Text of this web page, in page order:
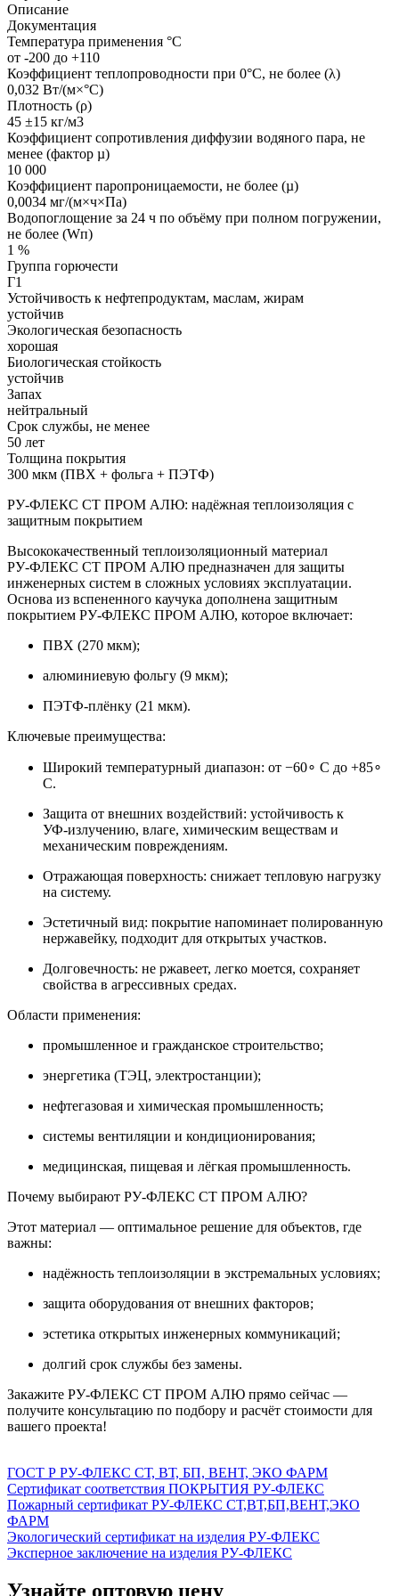
Описание
Документация
Температура применения °С
от -200 до +110
Коэффициент теплопроводности при 0°С, не более (λ)
0,032 Вт/(м×°С)
Плотность (ρ)
45 ±15 кг/м3
Коэффициент сопротивления диффузии водяного пара, не
менее (фактор µ)
10 000
Коэффициент паропроницаемости, не более (µ)
0,0034 мг/(м×ч×Па)
Водопоглощение за 24 ч по объёму при полном погружении,
не более (Wп)
1 %
Группа горючести
Г1
Устойчивость к нефтепродуктам, маслам, жирам
устойчив
Экологическая безопасность
хорошая
Биологическая стойкость
устойчив
Запах
нейтральный
Срок службы, не менее
50 лет
Толщина покрытия
300 мкм (ПВХ + фольга + ПЭТФ)
РУ‑ФЛЕКС СТ ПРОМ АЛЮ: надёжная теплоизоляция с
защитным покрытием
Высококачественный теплоизоляционный материал
РУ‑ФЛЕКС СТ ПРОМ АЛЮ предназначен для защиты
инженерных систем в сложных условиях эксплуатации.
Основа из вспененного каучука дополнена защитным
покрытием РУ‑ФЛЕКС ПРОМ АЛЮ, которое включает:
ПВХ (270 мкм);
алюминиевую фольгу (9 мкм);
ПЭТФ‑плёнку (21 мкм).
Ключевые преимущества:
Широкий температурный диапазон: от −60∘ C до +85∘
C.
Защита от внешних воздействий: устойчивость к
УФ‑излучению, влаге, химическим веществам и
механическим повреждениям.
Отражающая поверхность: снижает тепловую нагрузку
на систему.
Эстетичный вид: покрытие напоминает полированную
нержавейку, подходит для открытых участков.
Долговечность: не ржавеет, легко моется, сохраняет
свойства в агрессивных средах.
Области применения:
промышленное и гражданское строительство;
энергетика (ТЭЦ, электростанции);
нефтегазовая и химическая промышленность;
системы вентиляции и кондиционирования;
медицинская, пищевая и лёгкая промышленность.
Почему выбирают РУ‑ФЛЕКС СТ ПРОМ АЛЮ?
Этот материал — оптимальное решение для объектов, где
важны:
надёжность теплоизоляции в экстремальных условиях;
защита оборудования от внешних факторов;
эстетика открытых инженерных коммуникаций;
долгий срок службы без замены.
Закажите РУ‑ФЛЕКС СТ ПРОМ АЛЮ прямо сейчас —
получите консультацию по подбору и расчёт стоимости для
вашего проекта!
ГОСТ Р РУ-ФЛЕКС СТ, ВТ, БП, ВЕНТ, ЭКО ФАРМ
Сертификат соответствия ПОКРЫТИЯ РУ-ФЛЕКС
Пожарный сертификат РУ-ФЛЕКС СТ,ВТ,БП,ВЕНТ,ЭКО
ФАРМ
Экологический сертификат на изделия РУ-ФЛЕКС
Эксперное заключение на изделия РУ-ФЛЕКС
Узнайте оптовую цену